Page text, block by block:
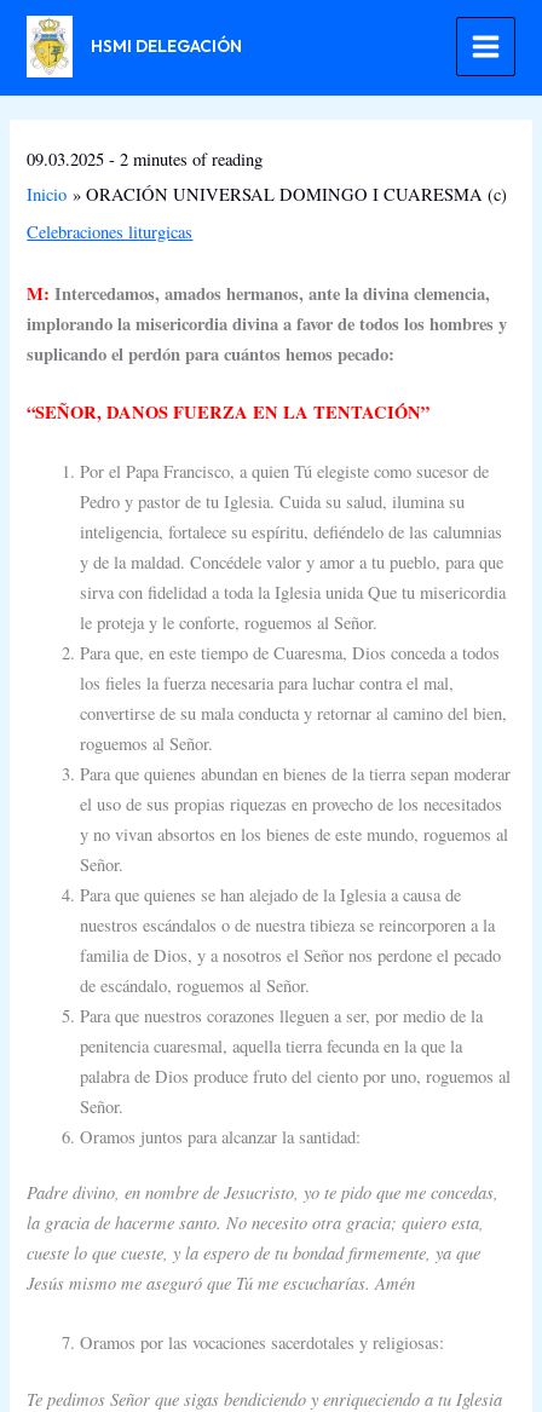
contenido
HSMI DELEGACIÓN
09.03.2025-2 minutes of reading
Inicio
ORACIÓN UNIVERSAL DOMINGO I CUARESMA (c)
Celebraciones liturgicas
M: Intercedamos, amados hermanos, ante la divina clemencia,
implorando la misericordia divina a favor de todos los hombres y
suplicando el perdón para cuántos hemos pecado:
“SEÑOR, DANOS FUERZA EN LA TENTACIÓN”
Por el Papa Francisco, a quien Tú elegiste como sucesor de
Pedro y pastor de tu Iglesia. Cuida su salud, ilumina su
inteligencia, fortalece su espíritu, defiéndelo de las calumnias
y de la maldad. Concédele valor y amor a tu pueblo, para que
sirva con fidelidad a toda la Iglesia unida Que tu misericordia
le proteja y le conforte, roguemos al Señor.
Para que, en este tiempo de Cuaresma, Dios conceda a todos
los fieles la fuerza necesaria para luchar contra el mal,
convertirse de su mala conducta y retornar al camino del bien,
roguemos al Señor.
Para que quienes abundan en bienes de la tierra sepan moderar
el uso de sus propias riquezas en provecho de los necesitados
y no vivan absortos en los bienes de este mundo, roguemos al
Señor.
Para que quienes se han alejado de la Iglesia a causa de
nuestros escándalos o de nuestra tibieza se reincorporen a la
familia de Dios, y a nosotros el Señor nos perdone el pecado
de escándalo, roguemos al Señor.
Para que nuestros corazones lleguen a ser, por medio de la
penitencia cuaresmal, aquella tierra fecunda en la que la
palabra de Dios produce fruto del ciento por uno, roguemos al
Señor.
Oramos juntos para alcanzar la santidad:
Padre divino, en nombre de Jesucristo, yo te pido que me concedas,
la gracia de hacerme santo. No necesito otra gracia; quiero esta,
cueste lo que cueste, y la espero de tu bondad firmemente, ya que
Jesús mismo me aseguró que Tú me escucharías. Amén
Oramos por las vocaciones sacerdotales y religiosas:
Te pedimos Señor que sigas bendiciendo y enriqueciendo a tu Iglesia